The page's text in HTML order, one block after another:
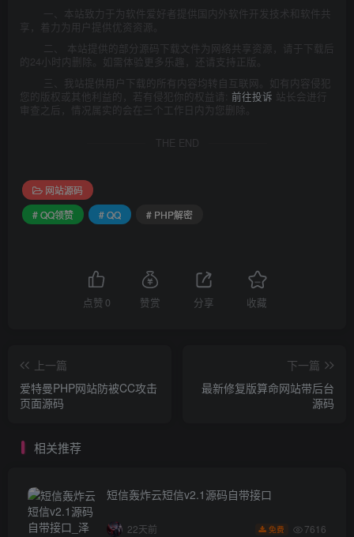
一、本站致力于为软件爱好者提供国内外软件开发技术和软件共
享，着力为用户提供优资资源。
二、 本站提供的部分源码下载文件为网络共享资源，请于下载后
的24小时内删除。如需体验更多乐趣，还请支持正版。
三、我站提供用户下载的所有内容均转自互联网。如有内容侵犯
您的版权或其他利益的，若有侵犯你的权益请: 前往投诉 站长会进行
审查之后，情况属实的会在三个工作日内为您删除。
THE END
网站源码
# QQ领赞
# QQ # PHP解密
点赞 0 赞赏 分享 收藏
上一篇
爱特曼PHP网站防被CC攻击
页面源码
下一篇
最新修复版算命网站带后台
源码
相关推荐
短信轰炸云短信v2.1源码自带接口
22天前 免费 7616